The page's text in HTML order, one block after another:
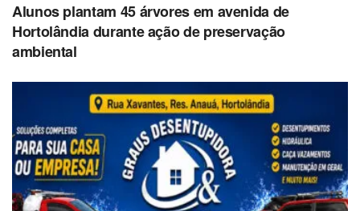
Alunos plantam 45 árvores em avenida de
Hortolândia durante ação de preservação
ambiental